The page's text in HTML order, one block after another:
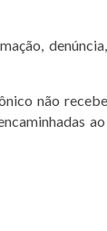
não